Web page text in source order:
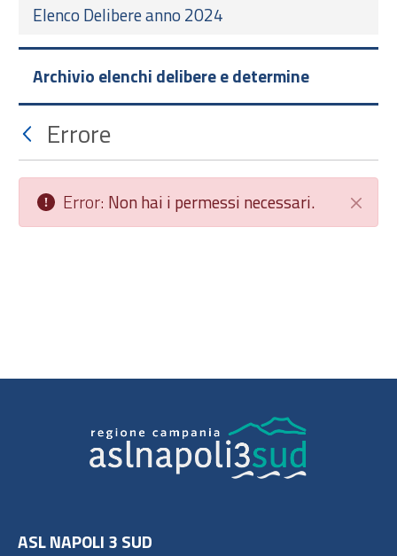
Elenco Delibere anno 2024
Archivio elenchi delibere e determine
Errore
Chiudi
Error: Non hai i permessi necessari.
ASL NAPOLI 3 SUD